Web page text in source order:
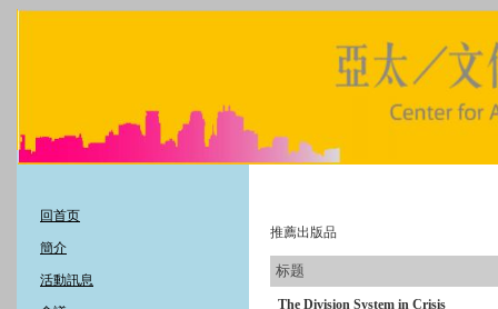
回首页
簡介
活動訊息
推薦出版品
标题
The Division System in Crisis